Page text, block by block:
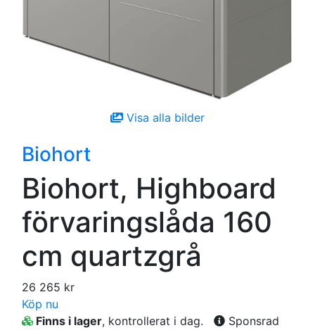
Visa alla bilder
Biohort
Biohort, Highboard
förvaringslåda 160
cm quartzgrå
26 265 kr
Köp nu
Finns i lager, kontrollerat i dag.
Sponsrad